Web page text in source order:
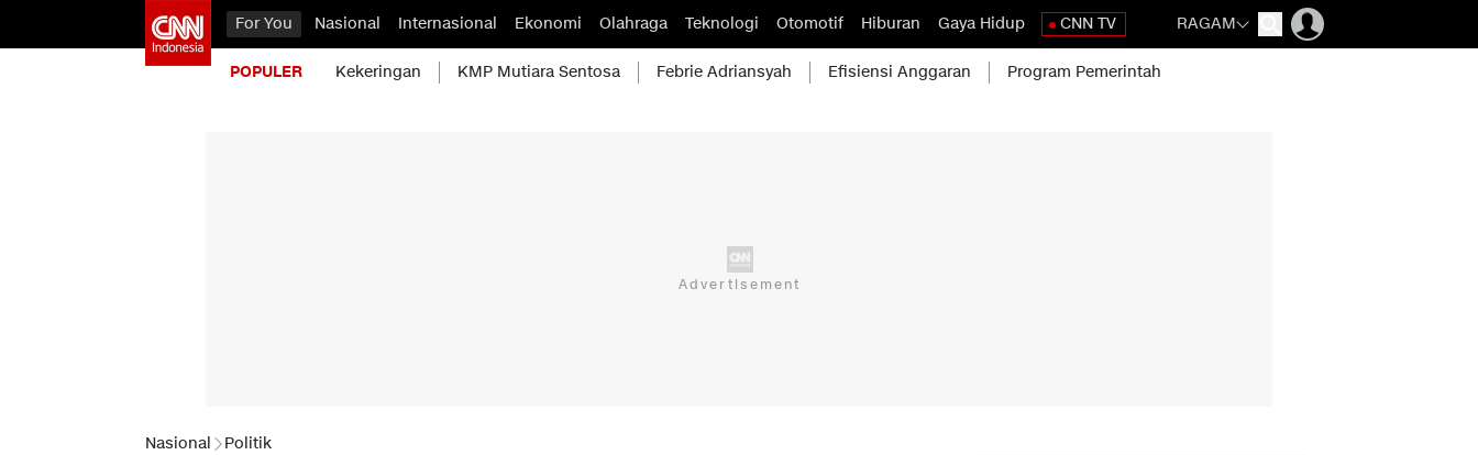
For You Nasional Internasional Ekonomi Olahraga Teknologi Otomotif Hiburan Gaya Hidup CNN TV RAGAM
POPULER Kekeringan KMP Mutiara Sentosa Febrie Adriansyah Efisiensi Anggaran Program Pemerintah
Nasional Politik